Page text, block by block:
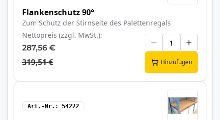
Flankenschutz 90°
Zum Schutz der Stirnseite des Palettenregals
Nettopreis (zzgl. MwSt.)
287,56 €
319,51 € Hinzufügen
Art.-Nr. 54222